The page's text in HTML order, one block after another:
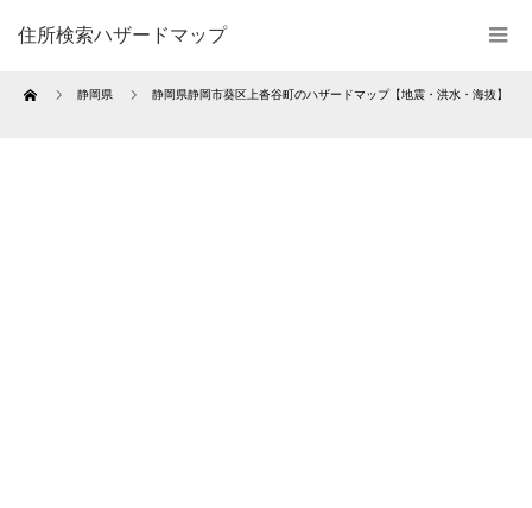
住所検索ハザードマップ
Home 静岡県 静岡県静岡市葵区上沓谷町のハザードマップ【地震・洪水・海抜】